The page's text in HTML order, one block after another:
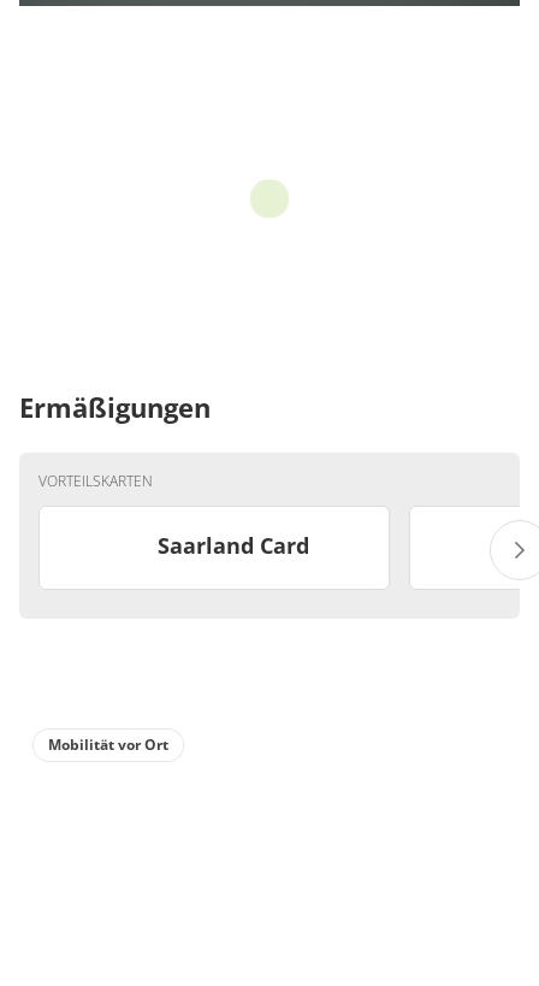
Ermäßigungen
VORTEILSKARTEN
Saarland Card
Mobilität vor Ort